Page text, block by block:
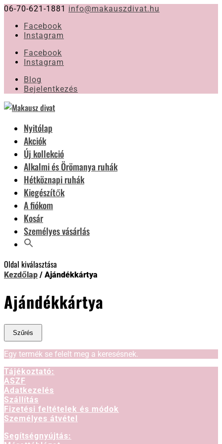
06-70-621-1881 info@makauszdivat.hu
Facebook
Instagram
Facebook
Instagram
Blog
Bejelentkezés
Nyitólap
Akciók
Új kollekció
Alkalmi és Örömanya ruhák
Hétköznapi ruhák
Kiegészítők
A fiókom
Kosár
Személyes vásárlás
Oldal kiválasztása
Kezdőlap / Ajándékkártya
Ajándékkártya
Szűrés
Egy termék se felelt meg a keresésnek.
Tájékoztató:
ASZF
Adatkezelés
Szállítás
Fizetési feltételek és módok
Személyes átvétel
Segítségnyújtás: